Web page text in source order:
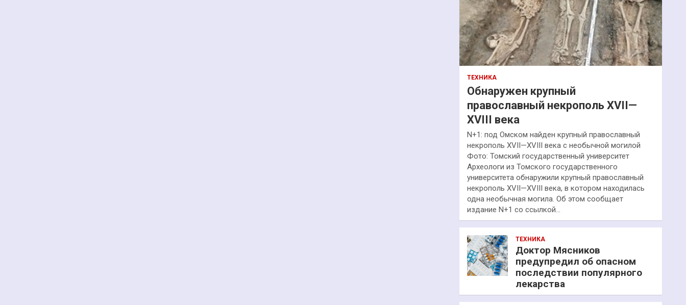
ТЕХНИКА
Обнаружен крупный
православный некрополь XVII—
XVIII века
N+1: под Омском найден крупный православный
некрополь XVII—XVIII века с необычной могилой
Фото: Томский государственный университет
Археологи из Томского государственного
университета обнаружили крупный православный
некрополь XVII—XVIII века, в котором находилась
одна необычная могила. Об этом сообщает
издание N+1 со ссылкой…
ТЕХНИКА
Доктор Мясников
предупредил об опасном
последствии популярного
лекарства